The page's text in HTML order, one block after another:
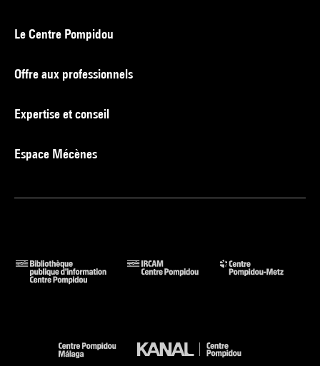
Le Centre Pompidou
Offre aux professionnels
Expertise et conseil
Espace Mécènes